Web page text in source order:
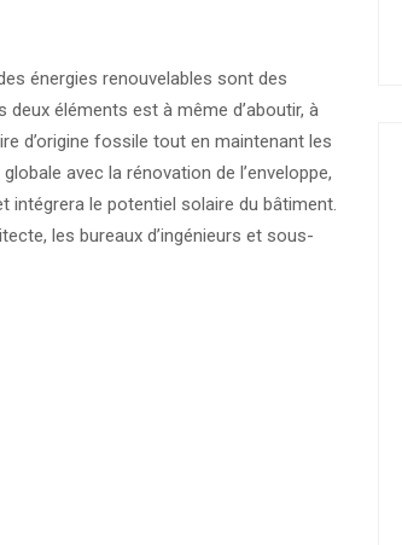
énergies renouvelables sont des
éléments est à même d’aboutir, à
d’origine fossile tout en maintenant les
avec la rénovation de l’enveloppe,
intégrera le potentiel solaire du bâtiment.
les bureaux d’ingénieurs et sous-